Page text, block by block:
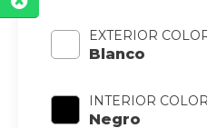
EXTERIOR
Blanco
INTERIOR COLOR
Negro